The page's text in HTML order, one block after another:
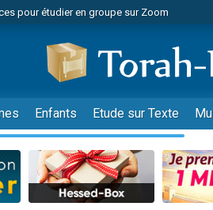
pour étudier en groupe sur Zoom
de nous rejoindre sur WhatsApp
de nous rejoindre sur WhatsApp
de faire un don pour Reloger Rivka, 6
de faire un don pour 1 Journée de
de demander une bénédiction
de nous rejoindre sur WhatsApp
pour étudier en groupe sur Zoom
Enfants Etude sur Texte